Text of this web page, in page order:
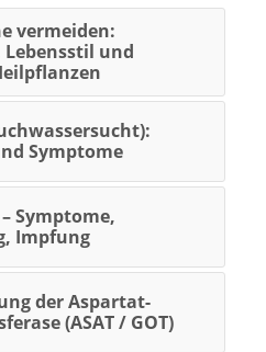
vermeiden:
und
Symptome
Symptome,
Impfung
der Aspartat-
(ASAT / GOT)